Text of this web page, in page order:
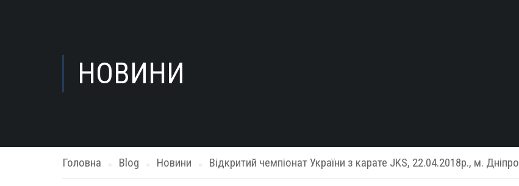
НОВИНИ
Головна Blog Новини Відкритий чемпіонат України з карате JKS, 22.04.2018р., м. Дніпро